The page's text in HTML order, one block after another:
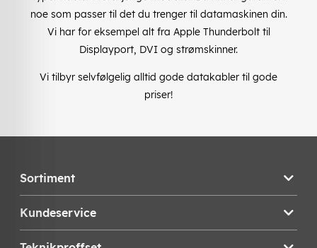
noe som passer til det du trenger til datamaskinen din.
Vi har for eksempel alt fra Apple Thunderbolt til
Displayport, DVI og strømskinner.
Vi tilbyr selvfølgelig alltid gode datakabler til gode
priser!
Sortiment
Kundeservice